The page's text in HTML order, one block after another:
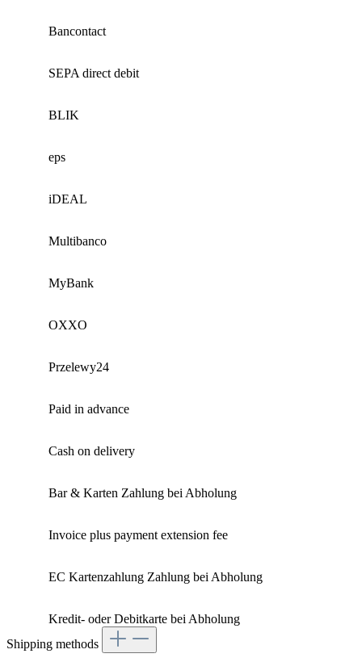
Bancontact
SEPA direct debit
BLIK
eps
iDEAL
Multibanco
MyBank
OXXO
Przelewy24
Paid in advance
Cash on delivery
Bar & Karten Zahlung bei Abholung
Invoice plus payment extension fee
EC Kartenzahlung Zahlung bei Abholung
Kredit- oder Debitkarte bei Abholung
Shipping methods